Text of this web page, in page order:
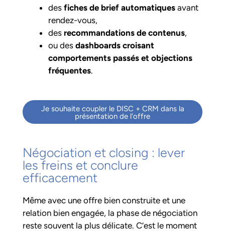
des fiches de brief automatiquesavant
rendez-vous,
des recommandations de contenus,
ou des dashboards croisant
comportements passés et objections
fréquentes.
Je souhaite coupler le DISC + CRM dans la
présentation de l'offre
Négociation et closing : lever
les freins et conclure
efficacement
Même avec une offre bien construite et une
relation bien engagée, la phase de négociation
reste souvent la plus délicate. C’est le moment